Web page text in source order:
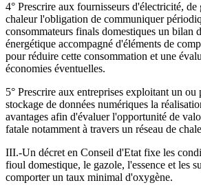
4° Prescrire aux fournisseurs d'électricité, de
chaleur l'obligation de communiquer
consommateurs finals domestiques un bilan
énergétique accompagné d'éléments de
pour réduire cette consommation et une
économies éventuelles.
5° Prescrire aux entreprises exploitant un ou
stockage de données numériques la
avantages afin d'évaluer l'opportunité de
fatale notamment à travers un réseau de
III.-Un décret en Conseil d'Etat fixe les
fioul domestique, le gazole, l'essence et les
comporter un taux minimal d'oxygène.